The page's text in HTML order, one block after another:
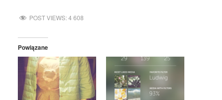
POST VIEWS:4 608
Powiązane